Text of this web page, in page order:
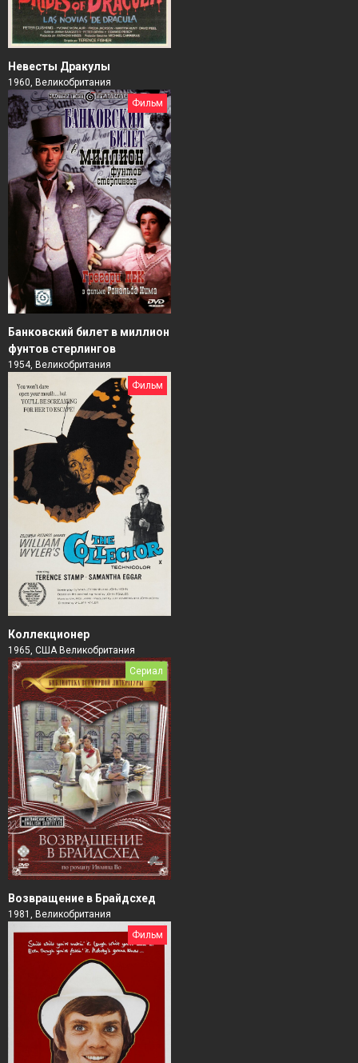
Невесты Дракулы
1960, Великобритания
Фильм
Банковский билет в миллион
фунтов стерлингов
1954, Великобритания
Фильм
Коллекционер
1965, США Великобритания
Сериал
Возвращение в Брайдсхед
1981, Великобритания
Фильм